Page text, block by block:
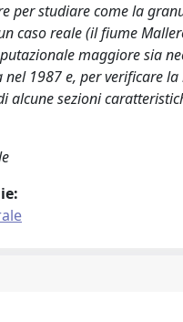
per studiare come la
caso reale (il fiume
maggiore sia
nel 1987 e, per verificare
alcune sezioni